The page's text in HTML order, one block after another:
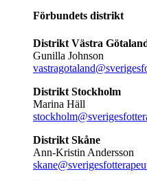
Förbundets distrikt
Distrikt Västra
Gunilla Johnson
Distrikt Stockholm
Marina Häll
Distrikt Skåne
Ann-Kristin Andersson